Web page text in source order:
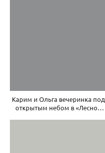
Карим и Ольга вечеринка под
открытым небом в «Лесной